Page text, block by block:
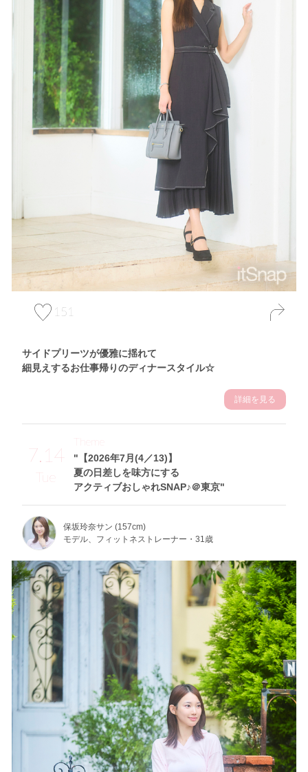
151
サイドプリーツが優雅に揺れて
細見えするお仕事帰りのディナースタイル☆
詳細を見る
7.14
Tue
"【2026年7月(4／13)】
夏の日差しを味方にする
アクティブおしゃれSNAP♪＠東京"
Theme
保坂玲奈サン (157cm)
モデル、フィットネストレーナー・31歳